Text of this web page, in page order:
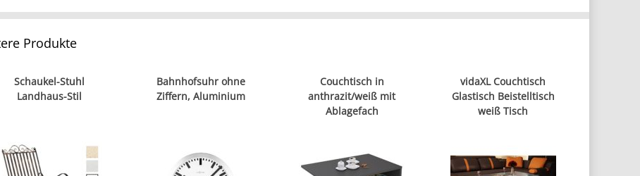
Produkte
Schaukel-Stuhl
Landhaus-Stil
Bahnhofsuhr ohne
Ziffern, Aluminium
Couchtisch in
anthrazit/weiß mit
Ablagefach
vidaXL Couchtisch
Glastisch Beistelltisch
weiß Tisch